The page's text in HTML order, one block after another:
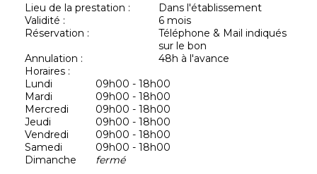
Lieu de la prestation :
Dans l'établissement
Validité :
6 mois
Réservation :
Téléphone & Mail indiqués
sur le bon
Annulation :
48h à l'avance
Horaires :
Lundi
09h00 - 18h00
Mardi
09h00 - 18h00
Mercredi
09h00 - 18h00
Jeudi
09h00 - 18h00
Vendredi
09h00 - 18h00
Samedi
09h00 - 18h00
Dimanche
fermé